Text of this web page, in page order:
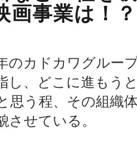
画事業は！？
のカドカワグルー
し、どこに進もう
思う程、その組織
させている。